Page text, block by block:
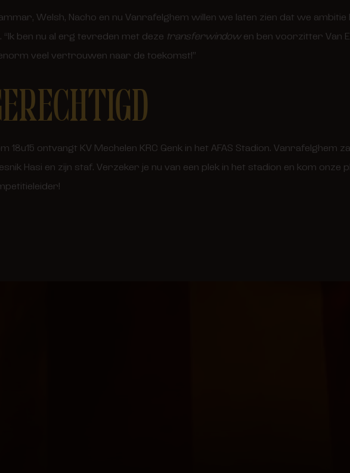
Welsh, Nacho en nu Vanrafelghem willen we laten zien dat we ambitie
ben nu al erg tevreden met deze transferwindowen ben voorzitter Van
veel vertrouwen naar de toekomst!”
18u15 ontvangt KV Mechelen KRC Genk in het AFAS Stadion. Vanrafelghem
Hasi en zijn staf. Verzeker je nu van een plek in het stadion en kom onze